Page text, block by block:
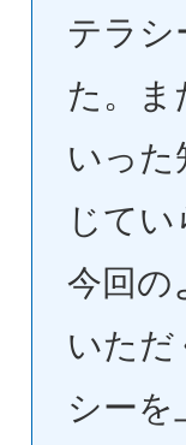
テラシ
た。ま
いった
じて
今回の
いただ
シー